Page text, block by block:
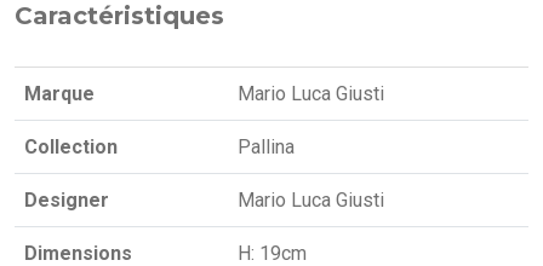
Caractéristiques
Marque Mario Luca Giusti
Collection Pallina
Designer Mario Luca Giusti
Dimensions H: 19cm